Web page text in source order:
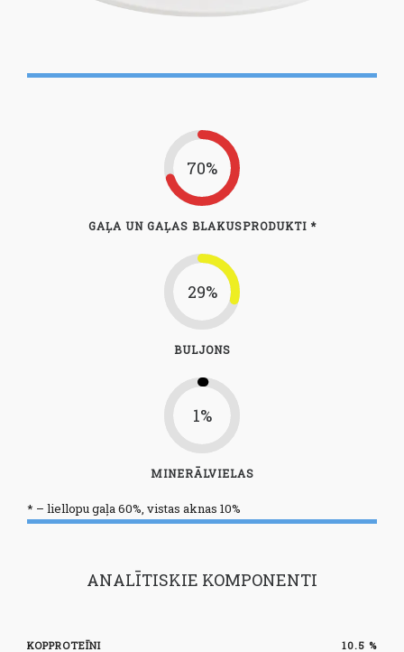
70%
GAĻA UN GAĻAS BLAKUSPRODUKTI *
29%
BULJONS
1%
MINERĀLVIELAS
* – liellopu gaļa 60%, vistas aknas 10%
ANALĪTISKIE KOMPONENTI
KOPPROTEĪNI 10.5 %